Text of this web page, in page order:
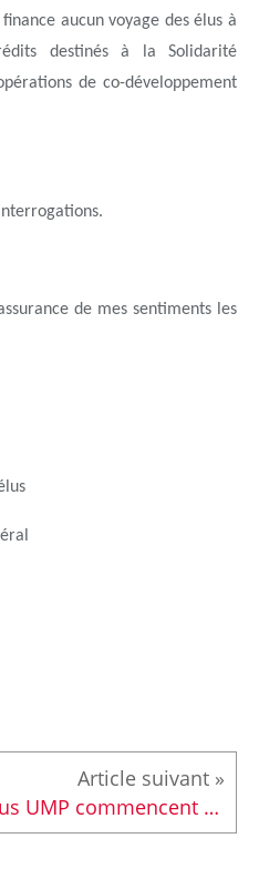
aucun voyage des élus à
destinés à la Solidarité
de co-développement
de mes sentiments les
Les élus UMP commencent déjà à renier leurs engagements